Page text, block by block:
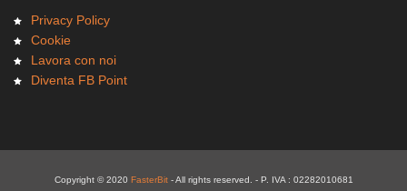
Privacy Policy
Cookie
Lavora con noi
Diventa FB Point
Copyright © 2020 FasterBit- All rights reserved. - P. IVA : 02282010681